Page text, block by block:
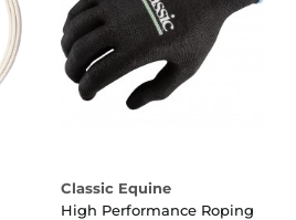
Classic Equine
High Performance Roping